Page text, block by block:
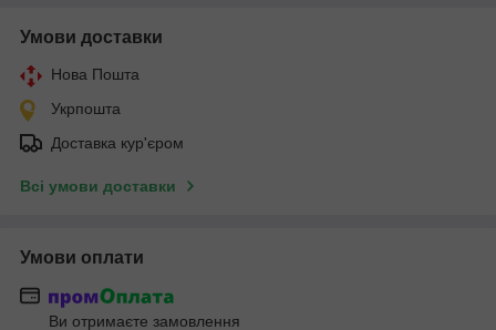
Умови доставки
Нова Пошта
Укрпошта
Доставка кур'єром
Всі умови доставки
Умови оплати
Ви отримаєте замовлення